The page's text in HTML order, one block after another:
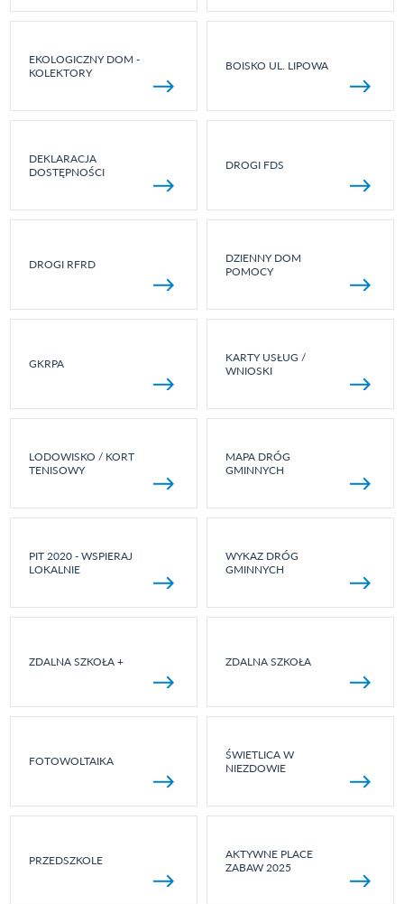
EKOLOGICZNY DOM -
KOLEKTORY
BOISKO UL. LIPOWA
DEKLARACJA
DOSTĘPNOŚCI
DROGI FDS
DROGI RFRD
DZIENNY DOM
POMOCY
GKRPA
KARTY USŁUG /
WNIOSKI
LODOWISKO / KORT
TENISOWY
MAPA DRÓG
GMINNYCH
PIT 2020 - WSPIERAJ
LOKALNIE
WYKAZ DRÓG
GMINNYCH
ZDALNA SZKOŁA + ZDALNA SZKOŁA
FOTOWOLTAIKA
ŚWIETLICA W
NIEZDOWIE
PRZEDSZKOLE
AKTYWNE PLACE
ZABAW 2025